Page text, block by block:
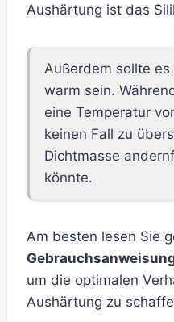
Aushärtung ist das
Außerdem sollte
warm sein.
eine Temperatur
keinen Fall zu
Dichtmasse
könnte.
Am besten lesen Sie
um die optimalen
Aushärtung zu